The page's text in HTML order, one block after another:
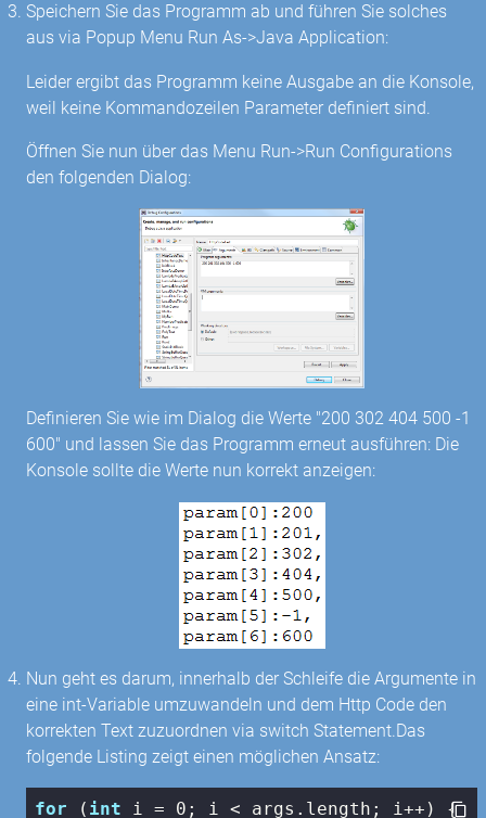
Speichern Sie das Programm ab und führen Sie solches
aus via Popup Menu Run As->Java Application:
Leider ergibt das Programm keine Ausgabe an die Konsole,
weil keine Kommandozeilen Parameter definiert sind.
Öffnen Sie nun über das Menu Run->Run Configurations
den folgenden Dialog:
Definieren Sie wie im Dialog die Werte "200 302 404 500 -1
600" und lassen Sie das Programm erneut ausführen: Die
Konsole sollte die Werte nun korrekt anzeigen:
Nun geht es darum, innerhalb der Schleife die Argumente in
eine int-Variable umzuwandeln und dem Http Code den
korrekten Text zuzuordnen via switch Statement.Das
folgende Listing zeigt einen möglichen Ansatz:
for ( int i = 0 ; i < args.length; i++) {